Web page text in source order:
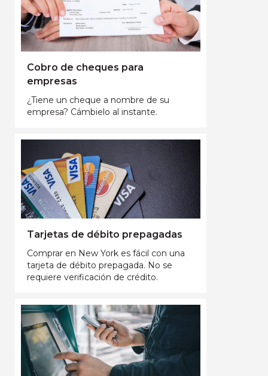
Cobro de cheques para
empresas
¿Tiene un cheque a nombre de su
empresa? Cámbielo al instante.
Tarjetas de débito prepagadas
Comprar en New York es fácil con una
tarjeta de débito prepagada. No se
requiere verificación de crédito.